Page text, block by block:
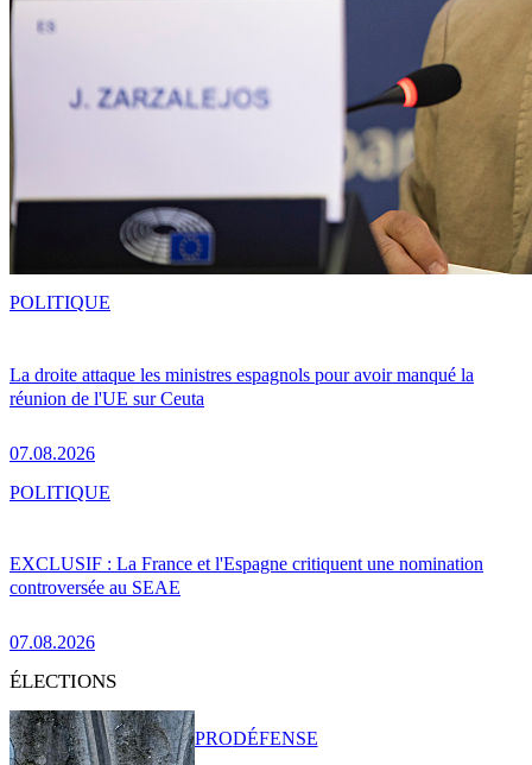
La droite attaque les ministres espagnols pour avoir manqué la
réunion de l'UE sur Ceuta
07.08.2026
POLITIQUE
EXCLUSIF : La France et l'Espagne critiquent une nomination
controversée au SEAE
07.08.2026
POLITIQUE
ÉLECTIONS
PRODÉFENSE